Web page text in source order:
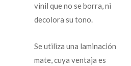
vinil que no se borra, ni
decolora su tono.
Se utiliza una laminación
mate, cuya ventaja es